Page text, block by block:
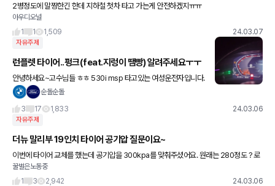
2병정도에 말짱한긴 한데 지하철 첫차 타고 가는게 안전하겠지ㅠㅠ
아우디오널
1
1 1,509 24.03.07
자유주제
런플렛 타이어..펑크(feat.지렁이 땜빵) 알려주세요ㅜㅜ
안녕하세요~고수님들 ㅎㅎ 530i msp 타고있는 여성운전자입니다.
주변에 물어볼 곳이 없어서 한번씩 게시판에 문의 드립니다. 이번에
순돌순돌
3
17 1,833 24.03.06
자유주제
더뉴 말리부 19인치 타이어 공기압 질문이요~
이번에 타이어 교체를 했는데 공기압을 300kpa를 맞춰주셨어요. 원래는 280정도 ? 로
꿀벌은노동중
1
3 2,942 24.03.06